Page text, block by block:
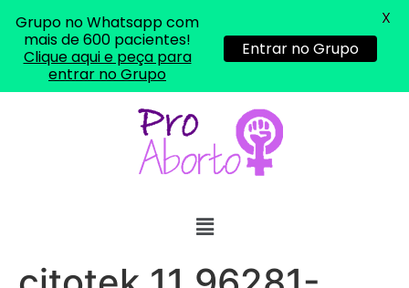
Grupo no Whatsapp com
mais de 600 pacientes!
Clique aqui e peça para
entrar no Grupo
Entrar no Grupo
X
... (1998989**** em
http://www.proaborto.com)
resposta" muito isso, disse tudo